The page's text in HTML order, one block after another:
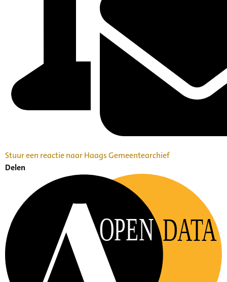
Stuur een reactie naar Haags Gemeentearchief
Delen
OPEN DATA